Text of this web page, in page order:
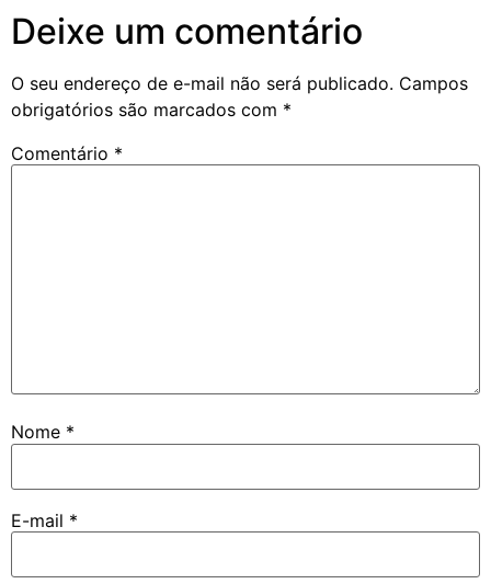
Deixe um comentário
O seu endereço de e-mail não será publicado. Campos
obrigatórios são marcados com *
Comentário *
Nome *
E-mail *